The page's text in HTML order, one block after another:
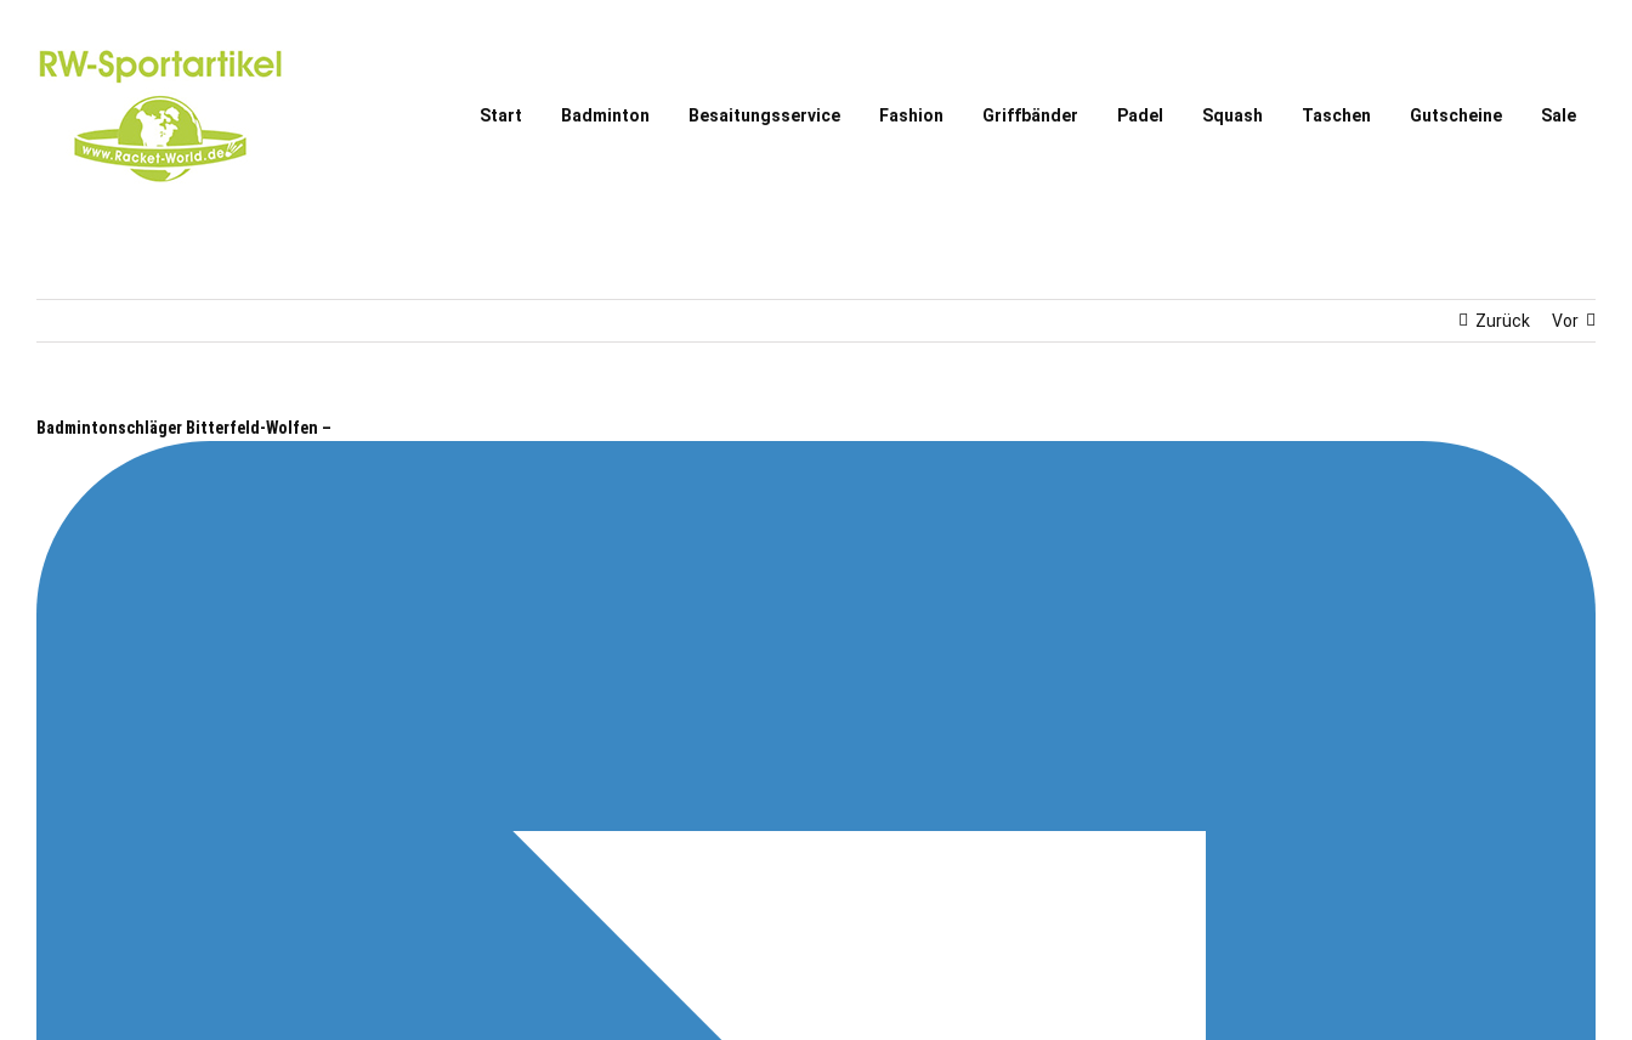
springen
Start Badminton Besaitungsservice Fashion Griffbänder Padel Squash Taschen Gutscheine Sale
Zurück Vor
Badmintonschläger Bitterfeld-Wolfen –